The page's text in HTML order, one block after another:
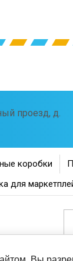
проезд, д.
коробки
для